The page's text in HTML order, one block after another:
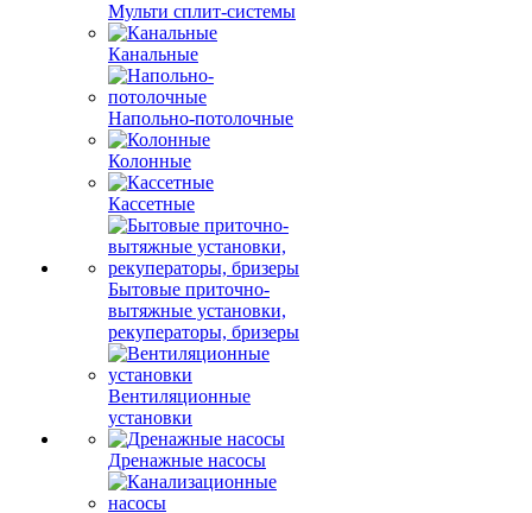
Мульти сплит-системы
Канальные
Напольно-потолочные
Колонные
Кассетные
Бытовые приточно-
вытяжные установки,
рекуператоры, бризеры
Вентиляционные
установки
Дренажные насосы